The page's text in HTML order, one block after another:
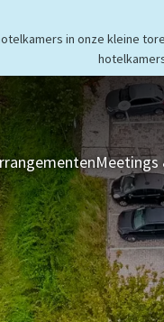
in onze kleine
Meetings